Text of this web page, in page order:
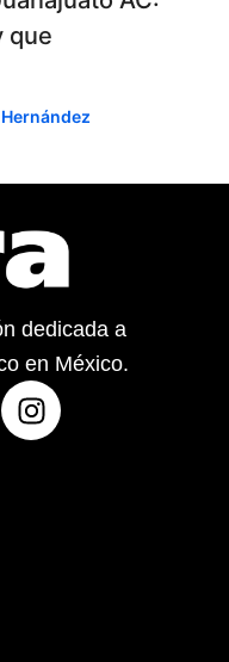
que
dedicada a
en México.
I
n